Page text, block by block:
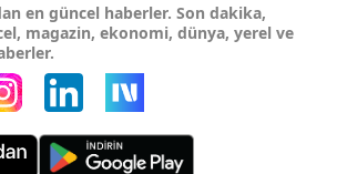
en güncel haberler. Son dakika,
magazin, ekonomi, dünya, yerel ve